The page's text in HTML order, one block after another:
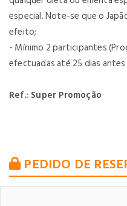
especial. Note-se que o
efeito;
- Mínimo 2 participantes
efectuadas até 25 dias
Ref.: Super Promoção
PEDIDO DE